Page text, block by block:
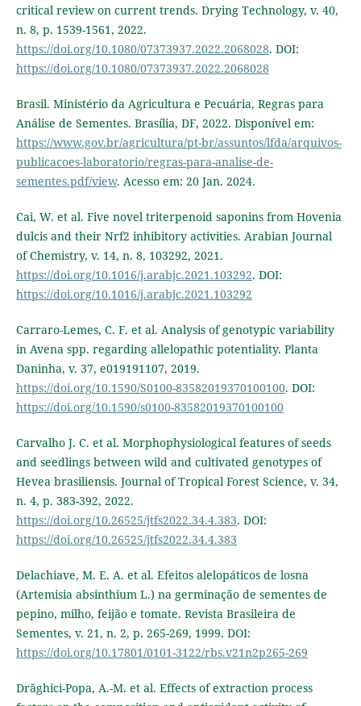
critical review on current trends. Drying Technology, v. 40,
n. 8, p. 1539-1561, 2022.
https://doi.org/10.1080/07373937.2022.2068028. DOI:
https://doi.org/10.1080/07373937.2022.2068028
Brasil. Ministério da Agricultura e Pecuária, Regras para
Análise de Sementes. Brasília, DF, 2022. Disponível em:
https://www.gov.br/agricultura/pt-br/assuntos/lfda/arquivos-
publicacoes-laboratorio/regras-para-analise-de-
sementes.pdf/view. Acesso em: 20 Jan. 2024.
Cai, W. et al. Five novel triterpenoid saponins from Hovenia
dulcis and their Nrf2 inhibitory activities. Arabian Journal
of Chemistry, v. 14, n. 8, 103292, 2021.
https://doi.org/10.1016/j.arabjc.2021.103292. DOI:
https://doi.org/10.1016/j.arabjc.2021.103292
Carraro-Lemes, C. F. et al. Analysis of genotypic variability
in Avena spp. regarding allelopathic potentiality. Planta
Daninha, v. 37, e019191107, 2019.
https://doi.org/10.1590/S0100-83582019370100100. DOI:
https://doi.org/10.1590/s0100-83582019370100100
Carvalho J. C. et al. Morphophysiological features of seeds
and seedlings between wild and cultivated genotypes of
Hevea brasiliensis. Journal of Tropical Forest Science, v. 34,
n. 4, p. 383-392, 2022.
https://doi.org/10.26525/jtfs2022.34.4.383. DOI:
https://doi.org/10.26525/jtfs2022.34.4.383
Delachiave, M. E. A. et al. Efeitos alelopáticos de losna
(Artemisia absinthium L.) na germinação de sementes de
pepino, milho, feijão e tomate. Revista Brasileira de
Sementes, v. 21, n. 2, p. 265-269, 1999. DOI:
https://doi.org/10.17801/0101-3122/rbs.v21n2p265-269
Drăghici-Popa, A.-M. et al. Effects of extraction process